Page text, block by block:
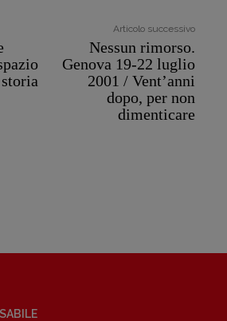
Articolo successivo
Nessun rimorso.
Genova 19-22 luglio
2001 / Vent’anni
dopo, per non
dimenticare